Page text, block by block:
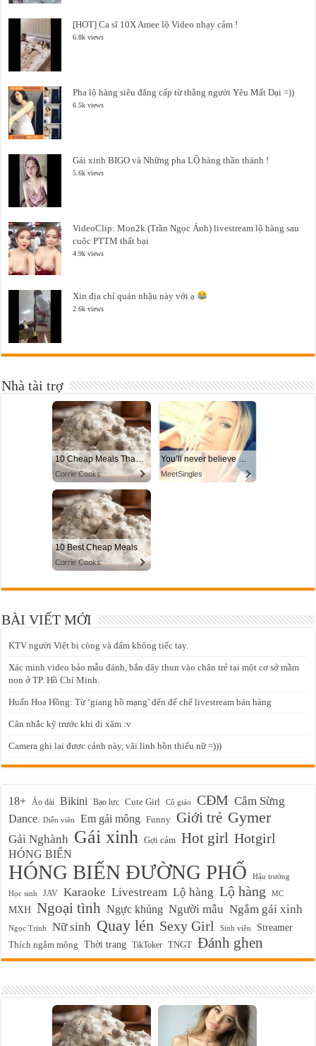
[HOT] Ca sĩ 10X Amee lộ Video nhạy cảm !
6.8k views
Pha lộ hàng siêu đẳng cấp từ thằng người Yêu Mất Dại =))
6.5k views
Gái xinh BIGO và Những pha LỘ hàng thần thánh !
5.6k views
VideoClip: Mon2k (Trần Ngọc Ánh) livestream lộ hàng sau
cuộc PTTM thất bại
4.9k views
Xin địa chỉ quán nhậu này với ạ
2.6k views
Nhà tài trợ
BÀI VIẾT MỚI
KTV người Việt bị còng và đấm không tiếc tay.
Xác minh video bảo mẫu đánh, bắn dây thun vào chân trẻ tại một cơ sở mầm
non ở TP. Hồ Chí Minh.
Huấn Hoa Hồng: Từ ‘giang hồ mạng’ đến đế chế livestream bán hàng
Cân nhắc kỹ trước khi đi xăm :v
Camera ghi lại được cảnh này, vãi linh hồn thiếu nữ =)))
18+ Áo dài Bikini Bạo lực Cute Girl Cô giáo CĐM Cắm Sừng
Dance Diễn viên Em gái mông Funny Giới trẻ Gymer
Gái Nghành Gái xinh Gợi cảm Hot girl Hotgirl
HÓNG BIẾN
HÓNG BIẾN ĐƯỜNG PHỐ
Hậu trường
Học sinh
JAV Karaoke Livestream Lộ hàng Lộ hàng MC
MXH Ngoại tình Ngực khủng Người mẫu Ngắm gái xinh
Ngọc Trinh Nữ sinh Quay lén Sexy Girl Sinh viên Streamer
Thích ngắm mông Thời trang TikToker TNGT Đánh ghen